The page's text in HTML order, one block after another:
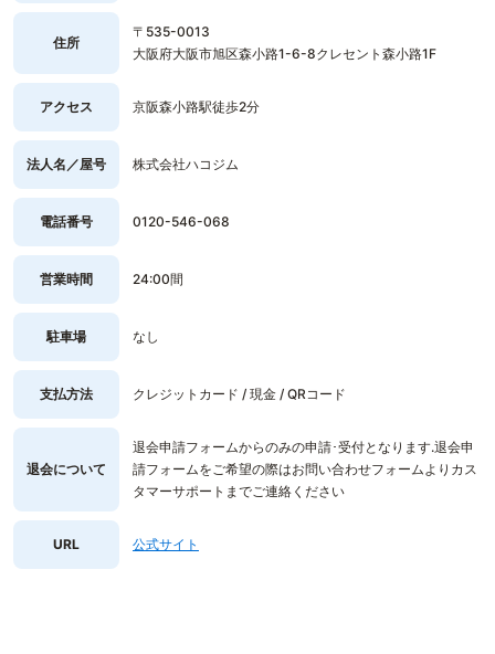
住所
〒535-0013
大阪府大阪市旭区森小路1-6-8クレセント森小路1F
アクセス 京阪森小路駅徒歩2分
法人名／屋号 株式会社ハコジム
電話番号 0120-546-068
営業時間 24:00間
駐車場 なし
支払方法 クレジットカード / 現金 / QRコード
退会について
退会申請フォームからのみの申請･受付となります.退会申
請フォームをご希望の際はお問い合わせフォームよりカス
タマーサポートまでご連絡ください
URL 公式サイト